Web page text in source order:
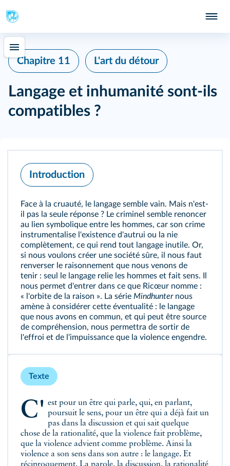
Chapitre 11 L'art du détour
Langage et inhumanité sont-ils
compatibles ?
Introduction
Face à la cruauté, le langage semble vain. Mais n'est-
il pas la seule réponse ? Le criminel semble renoncer
au lien symbolique entre les hommes, car son crime
instrumentalise l'existence d'autrui ou la nie
complètement, ce qui rend tout langage inutile. Or,
si nous voulons créer une société sûre, il nous faut
renverser le raisonnement que nous venons de
tenir : seul le langage relie les hommes et fait sens. Il
nous permet d'entrer dans ce que Ricœur nomme :
« l'orbite de la raison ». La série Mindhunternous
amène à considérer cette éventualité : le langage
que nous avons en commun, et qui peut être source
de compréhension, nous permettra de sortir de
l'effroi et de l'impuissance que la violence engendre.
Texte
C'est pour un être qui parle, qui, en parlant,
poursuit le sens, pour un être qui a déjà fait un
pas dans la discussion et qui sait quelque
chose de la rationalité, que la violence fait problème,
que la violence advient comme problème. Ainsi la
violence a son sens dans son autre : le langage. Et